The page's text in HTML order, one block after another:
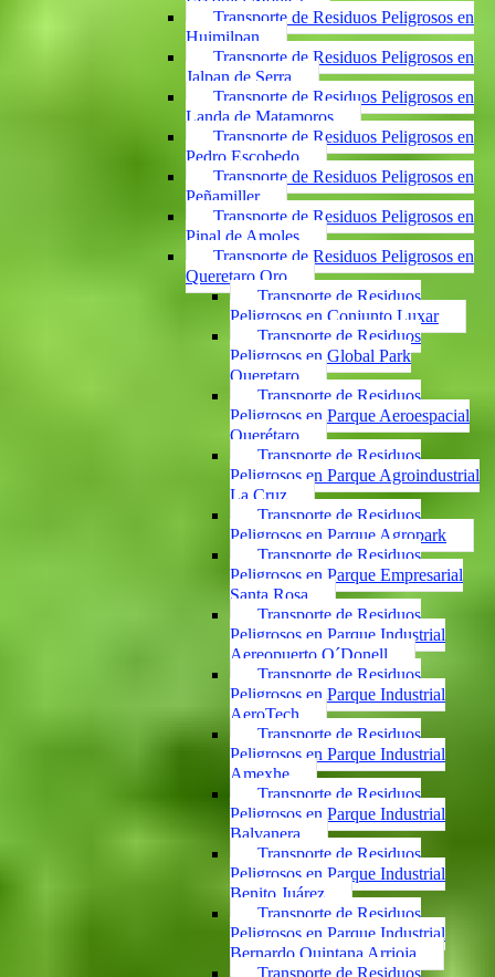
Transporte de Residuos Peligrosos en
Huimilpan
Transporte de Residuos Peligrosos en
Jalpan de Serra
Transporte de Residuos Peligrosos en
Landa de Matamoros
Transporte de Residuos Peligrosos en
Pedro Escobedo
Transporte de Residuos Peligrosos en
Peñamiller
Transporte de Residuos Peligrosos en
Pinal de Amoles
Transporte de Residuos Peligrosos en
Queretaro Qro
Transporte de Residuos
Peligrosos en Conjunto Luxar
Transporte de Residuos
Peligrosos en Global Park
Queretaro
Transporte de Residuos
Peligrosos en Parque Aeroespacial
Querétaro
Transporte de Residuos
Peligrosos en Parque Agroindustrial
La Cruz
Transporte de Residuos
Peligrosos en Parque Agropark
Transporte de Residuos
Peligrosos en Parque Empresarial
Santa Rosa
Transporte de Residuos
Peligrosos en Parque Industrial
Aereopuerto O´Donell
Transporte de Residuos
Peligrosos en Parque Industrial
AeroTech
Transporte de Residuos
Peligrosos en Parque Industrial
Amexhe
Transporte de Residuos
Peligrosos en Parque Industrial
Balvanera
Transporte de Residuos
Peligrosos en Parque Industrial
Benito Juárez
Transporte de Residuos
Peligrosos en Parque Industrial
Bernardo Quintana Arrioja
Transporte de Residuos